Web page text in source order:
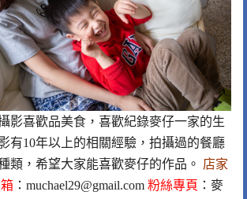
影喜歡品美食，喜歡紀錄麥仔一家的生
有10年以上的相關經驗，拍攝過的餐廳
類，希望大家能喜歡麥仔的作品。 店家
： muchael29@gmail.com 粉絲專頁 ： 麥